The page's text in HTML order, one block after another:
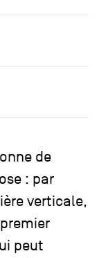
de
: par
verticale,
peut